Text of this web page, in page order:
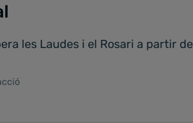
les Laudes i el Rosari a partir